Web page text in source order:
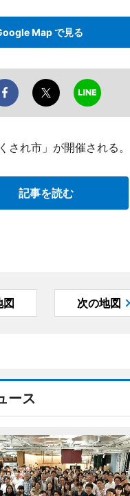
Map で見る
れ市」が開催される。
記事を読む
図 次の地図
ース